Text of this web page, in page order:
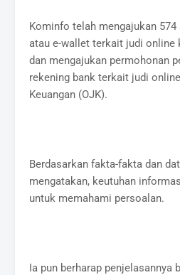
Kominfo telah mengajukan 574
atau e-wallet terkait judi online
dan mengajukan permohonan
rekening bank terkait judi
Keuangan (OJK).
Berdasarkan fakta-fakta dan
mengatakan, keutuhan
untuk memahami persoalan.
Ia pun berharap penjelasannya